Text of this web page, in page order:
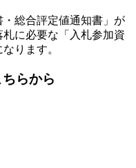
・総合評定値通知書」が
に必要な「入札参加資
ります。
らから